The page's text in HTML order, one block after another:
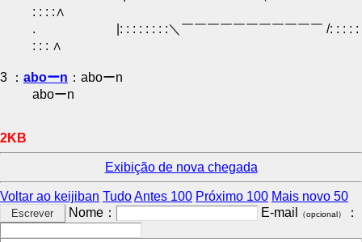
: : : :∧
. |: : : : : : : :＼￣￣￣￣￣￣￣￣￣￣￣ /: : : : :
: : : ∧
3 ： aboーn ：aboーn
aboーn
2KB
Exibição de nova chegada
Voltar ao keijiban TudoAntes 100 Próximo 100 Mais novo 50
Nome：
E-mail （opcional） ：